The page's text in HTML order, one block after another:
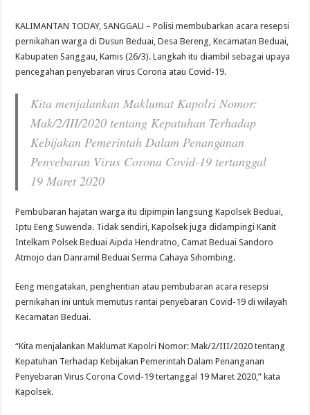
KALIMANTAN TODAY, SANGGAU – Polisi membubarkan acara resepsi
pernikahan warga di Dusun Beduai, Desa Bereng, Kecamatan Beduai,
Kabupaten Sanggau, Kamis (26/3). Langkah itu diambil sebagai upaya
pencegahan penyebaran virus Corona atau Covid-19.
Kita menjalankan Maklumat Kapolri Nomor:
Mak/2/III/2020 tentang Kepatuhan Terhadap
Kebijakan Pemerintah Dalam Penanganan
Penyebaran Virus Corona Covid-19 tertanggal
19 Maret 2020
Pembubaran hajatan warga itu dipimpin langsung Kapolsek Beduai,
Iptu Eeng Suwenda. Tidak sendiri, Kapolsek juga didampingi Kanit
Intelkam Polsek Beduai Aipda Hendratno, Camat Beduai Sandoro
Atmojo dan Danramil Beduai Serma Cahaya Sihombing.
Eeng mengatakan, penghentian atau pembubaran acara resepsi
pernikahan ini untuk memutus rantai penyebaran Covid-19 di wilayah
Kecamatan Beduai.
“Kita menjalankan Maklumat Kapolri Nomor: Mak/2/III/2020 tentang
Kepatuhan Terhadap Kebijakan Pemerintah Dalam Penanganan
Penyebaran Virus Corona Covid-19 tertanggal 19 Maret 2020,” kata
Kapolsek.